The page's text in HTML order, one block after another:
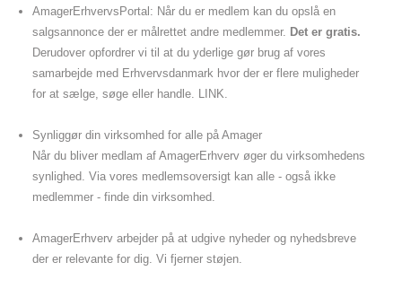
AmagerErhvervsPortal: Når du er medlem kan du opslå en
salgsannonce der er målrettet andre medlemmer. Det er gratis.
Derudover opfordrer vi til at du yderlige gør brug af vores
samarbejde med Erhvervsdanmark hvor der er flere muligheder
for at sælge, søge eller handle. LINK.
Synliggør din virksomhed for alle på Amager
Når du bliver medlam af AmagerErhverv øger du virksomhedens
synlighed. Via vores medlemsoversigt kan alle - også ikke
medlemmer - finde din virksomhed.
AmagerErhverv arbejder på at udgive nyheder og nyhedsbreve
der er relevante for dig. Vi fjerner støjen.